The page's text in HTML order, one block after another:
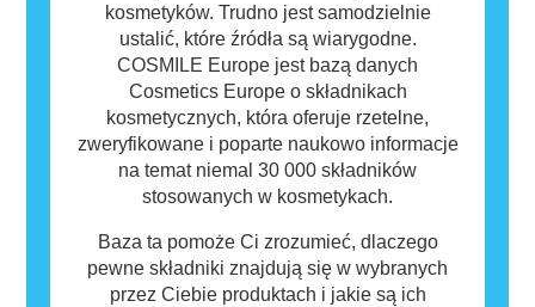
kosmetyków. Trudno jest samodzielnie
ustalić, które źródła są wiarygodne.
COSMILE Europe jest bazą danych
Cosmetics Europe o składnikach
kosmetycznych, która oferuje rzetelne,
zweryfikowane i poparte naukowo informacje
na temat niemal 30 000 składników
stosowanych w kosmetykach.
Baza ta pomoże Ci zrozumieć, dlaczego
pewne składniki znajdują się w wybranych
przez Ciebie produktach i jakie są ich